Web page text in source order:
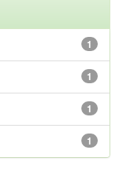
1
1
1
1